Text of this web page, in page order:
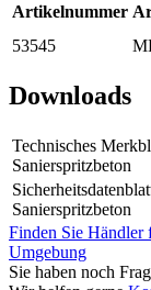
Artikelnummer
53545
Downloads
Technisches
Sanierspritzbeton
Sanierspritzbeton
Finden Sie
Umgebung
Sie haben noch